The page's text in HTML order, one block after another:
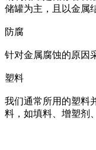
储罐为主，且以金属
防腐
针对金属腐蚀的原因
塑料
我们通常所用的塑料
料，如填料、增塑剂